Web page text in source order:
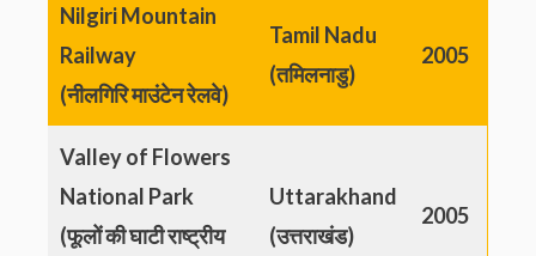
Nilgiri Mountain
Railway
(नीलगिरि माउंटेन रेलवे)
Tamil Nadu
(तमिलनाडु)
2005
Valley of Flowers
National Park
(फूलों की घाटी राष्ट्रीय
Uttarakhand
(उत्तराखंड)
2005